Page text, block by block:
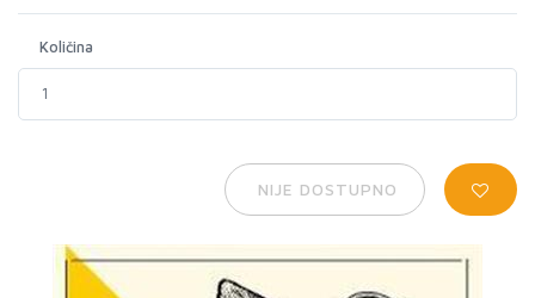
Količina
NIJE DOSTUPNO